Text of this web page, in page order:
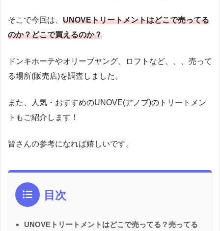
そこで今回は、 UNOVEトリートメントはどこで売ってる
のか？どこで買えるのか？
ドンキホーテやオリーブヤング、ロフトなど、、、売って
る場所(販売店)を調査しました。
また、人気・おすすめのUNOVE(アノブ)のトリートメン
トもご紹介します！
皆さんの参考になれば嬉しいです。
目次
UNOVEトリートメントはどこで売ってる？売ってる